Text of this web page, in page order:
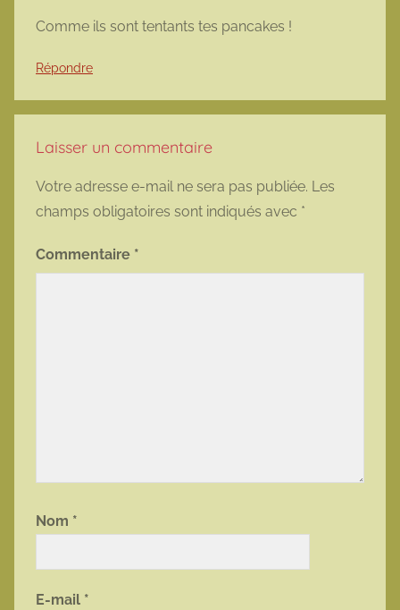
Comme ils sont tentants tes pancakes !
Répondre
Laisser un commentaire
Votre adresse e-mail ne sera pas publiée. Les
champs obligatoires sont indiqués avec *
Commentaire *
Nom *
E-mail *